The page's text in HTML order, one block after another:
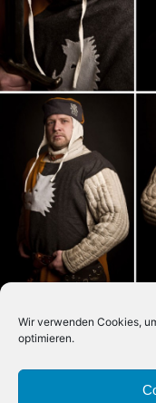
Wir verwenden Cookies,
optimieren.